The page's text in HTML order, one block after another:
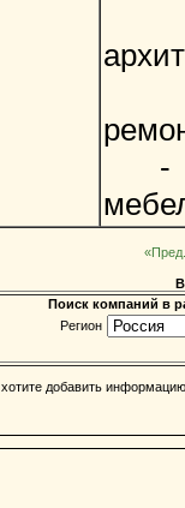
-
«Пред.
Поиск компаний в
Регион
добавить